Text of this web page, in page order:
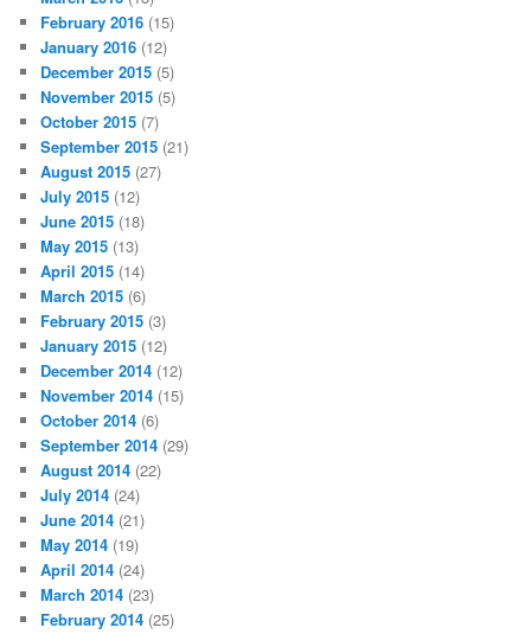
February 2016 (15)
January 2016 (12)
December 2015 (5)
November 2015 (5)
October 2015 (7)
September 2015 (21)
August 2015 (27)
July 2015 (12)
June 2015 (18)
May 2015 (13)
April 2015 (14)
March 2015 (6)
February 2015 (3)
January 2015 (12)
December 2014 (12)
November 2014 (15)
October 2014 (6)
September 2014 (29)
August 2014 (22)
July 2014 (24)
June 2014 (21)
May 2014 (19)
April 2014 (24)
March 2014 (23)
February 2014 (25)